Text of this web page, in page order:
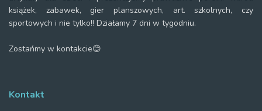
książek, zabawek, gier planszowych, art. szkolnych, czy
sportowych i nie tylko!! Działamy 7 dni w tygodniu.
Zostańmy w kontakcie😊
Kontakt